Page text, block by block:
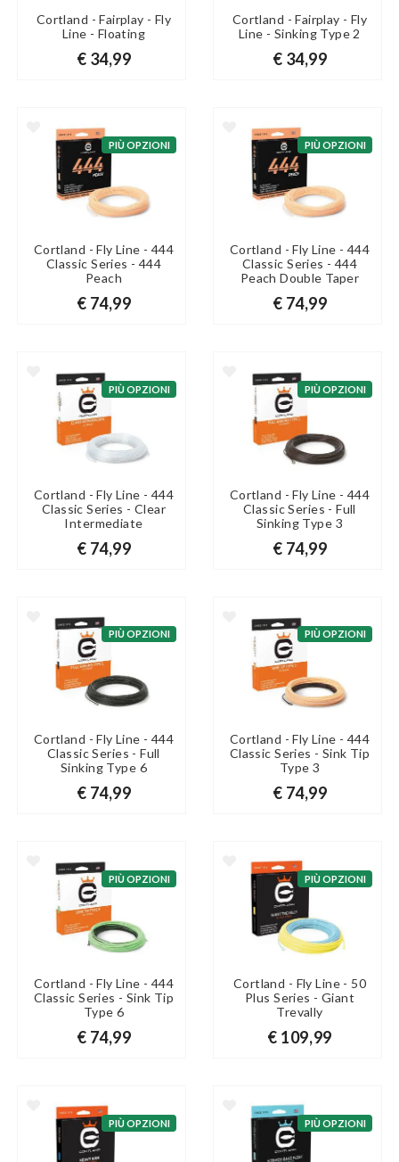
Cortland - Fairplay - Fly
Line - Floating
€ 34,99
Cortland - Fairplay - Fly
Line - Sinking Type 2
€ 34,99
PIÙ OPZIONI
Cortland - Fly Line - 444
Classic Series - 444
Peach
€ 74,99
PIÙ OPZIONI
Cortland - Fly Line - 444
Classic Series - 444
Peach Double Taper
€ 74,99
PIÙ OPZIONI
Cortland - Fly Line - 444
Classic Series - Clear
Intermediate
€ 74,99
PIÙ OPZIONI
Cortland - Fly Line - 444
Classic Series - Full
Sinking Type 3
€ 74,99
PIÙ OPZIONI
Cortland - Fly Line - 444
Classic Series - Full
Sinking Type 6
€ 74,99
PIÙ OPZIONI
Cortland - Fly Line - 444
Classic Series - Sink Tip
Type 3
€ 74,99
PIÙ OPZIONI
Cortland - Fly Line - 444
Classic Series - Sink Tip
Type 6
€ 74,99
PIÙ OPZIONI
Cortland - Fly Line - 50
Plus Series - Giant
Trevally
€ 109,99
PIÙ OPZIONI PIÙ OPZIONI